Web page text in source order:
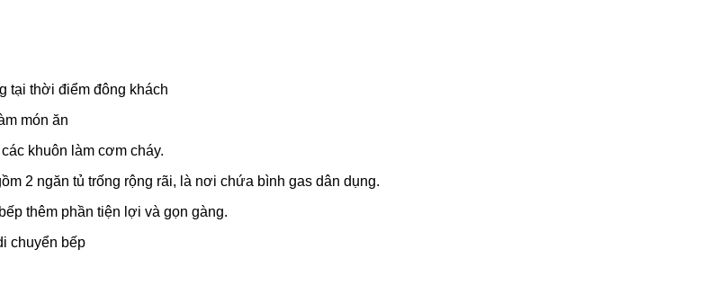
tại thời điểm đông khách
món ăn
khuôn làm cơm cháy.
2 ngăn tủ trống rộng rãi, là nơi chứa bình gas dân dụng.
thêm phần tiện lợi và gọn gàng.
chuyển bếp